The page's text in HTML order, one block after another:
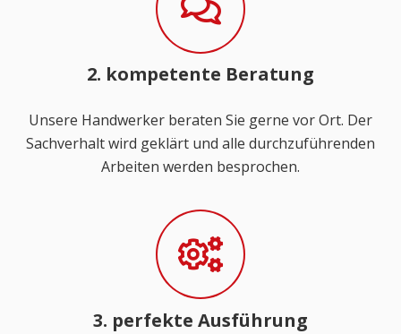
2. kompetente Beratung
Unsere Handwerker beraten Sie gerne vor Ort. Der
Sachverhalt wird geklärt und alle durchzuführenden
Arbeiten werden besprochen.
3. perfekte Ausführung